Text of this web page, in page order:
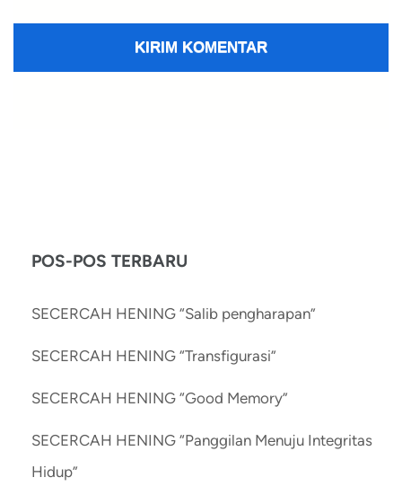
POS-POS TERBARU
SECERCAH HENING “Salib pengharapan”
SECERCAH HENING “Transfigurasi”
SECERCAH HENING “Good Memory”
SECERCAH HENING “Panggilan Menuju Integritas
Hidup”